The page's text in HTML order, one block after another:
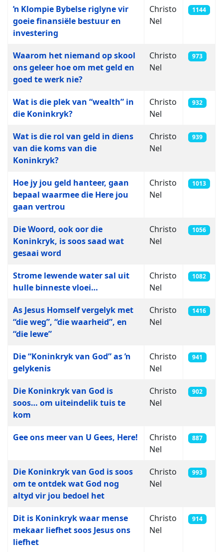
ŉ Klompie Bybelse riglyne vir
goeie finansiële bestuur en
investering
Christo
Nel
1144
Waarom het niemand op skool
ons geleer hoe om met geld en
goed te werk nie?
Christo
Nel
973
Wat is die plek van “wealth” in
die Koninkryk?
Christo
Nel
932
Wat is die rol van geld in diens
van die koms van die
Koninkryk?
Christo
Nel
939
Hoe jy jou geld hanteer, gaan
bepaal waarmee die Here jou
gaan vertrou
Christo
Nel
1013
Die Woord, ook oor die
Koninkryk, is soos saad wat
gesaai word
Christo
Nel
1056
Strome lewende water sal uit
hulle binneste vloei…
Christo
Nel
1082
As Jesus Homself vergelyk met
“die weg”, “die waarheid”, en
“die lewe”
Christo
Nel
1416
Die “Koninkryk van God” as ŉ
gelykenis
Christo
Nel
941
Die Koninkryk van God is
soos… om uiteindelik tuis te
kom
Christo
Nel
902
Gee ons meer van U Gees, Here!
Christo
Nel
887
Die Koninkryk van God is soos
om te ontdek wat God nog
altyd vir jou bedoel het
Christo
Nel
993
Dit is Koninkryk waar mense
mekaar liefhet soos Jesus ons
liefhet
Christo
Nel
914